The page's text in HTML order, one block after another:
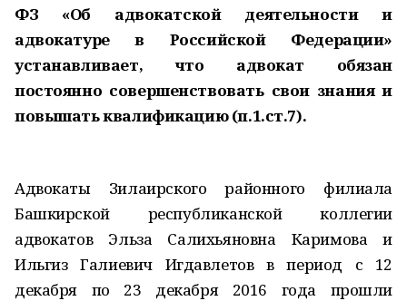
ФЗ «Об адвокатской деятельности и
адвокатуре в Российской Федерации»
устанавливает, что адвокат обязан
постоянно совершенствовать свои знания и
повышать квалификацию (п.1.ст.7).
Адвокаты Зилаирского районного филиала
Башкирской республиканской коллегии
адвокатов Эльза Салихьяновна Каримова и
Ильгиз Галиевич Игдавлетов в период с 12
декабря по 23 декабря 2016 года прошли